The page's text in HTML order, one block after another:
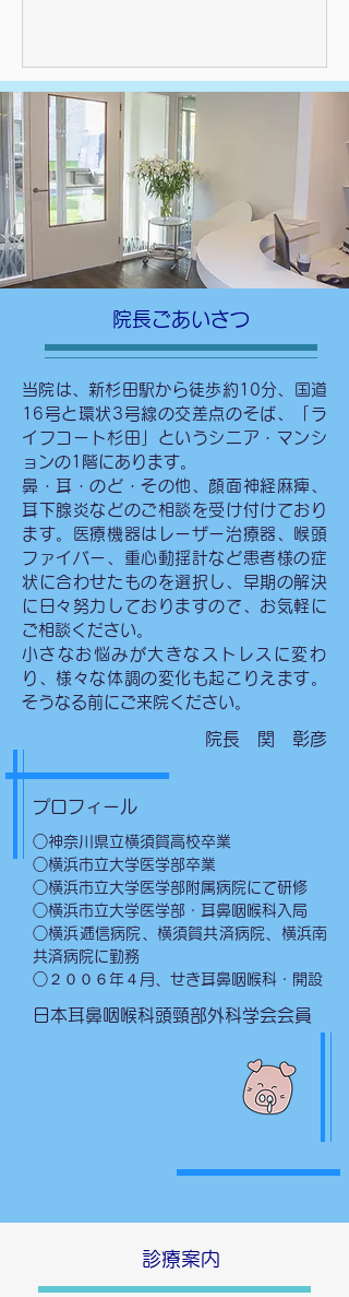
院長ごあいさつ
当院は、新杉田駅から徒歩約10分、国道
16号と環状3号線の交差点のそば、「ラ
イフコート杉田」というシニア・マンシ
ョンの1階にあります。
鼻・耳・のど・その他、顔面神経麻痺、
耳下腺炎などのご相談を受け付けており
ます。医療機器はレーザー治療器、喉頭
ファイバー、重心動揺計など患者様の症
状に合わせたものを選択し、早期の解決
に日々努力しておりますので、お気軽に
ご相談ください。
​小さなお悩みが大きなストレスに変わ
り、様々な体調の変化も起こりえます。
そうなる前にご来院ください。
院長 関 彰彦
​プロフィール
○神奈川県立横須賀高校卒業
○横浜市立大学医学部卒業
○横浜市立大学医学部附属病院にて研修
○横浜市立大学医学部・耳鼻咽喉科入局
○横浜逓信病院、横須賀共済病院、横浜南
共済病院に勤務
○２００６年４月、せき耳鼻咽喉科・開設
日本耳鼻咽喉科頭頸部外科学会会員
​診療案内